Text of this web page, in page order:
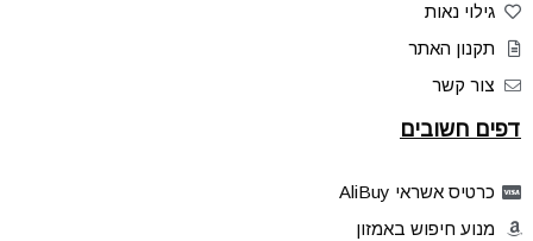
גילוי נאות
תקנון האתר
צור קשר
דפים חשובים
כרטיס אשראי AliBuy
מנוע חיפוש באמזון